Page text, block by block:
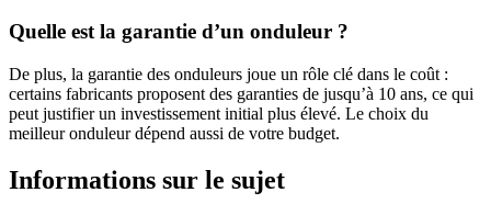
Quelle est la garantie d’un onduleur ?
De plus, la garantie des onduleurs joue un rôle clé dans le coût :
certains fabricants proposent des garanties de jusqu’à 10 ans, ce qui
peut justifier un investissement initial plus élevé. Le choix du
meilleur onduleur dépend aussi de votre budget.
Informations sur le sujet